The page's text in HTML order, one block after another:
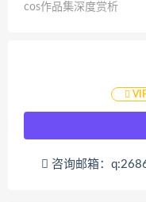
cos作品集深度赏析
咨询邮箱：